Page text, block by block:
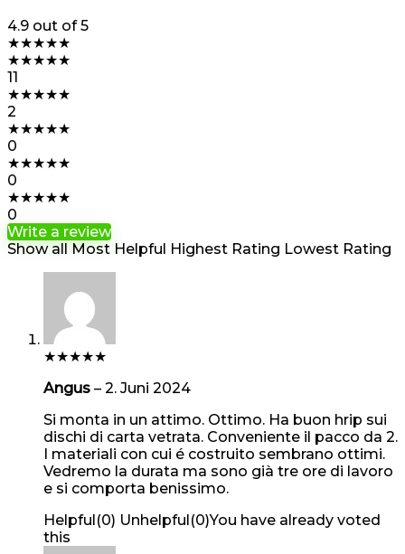
4.9 out of 5
★★★★★
★★★★★
11
★★★★★
2
★★★★★
0
★★★★★
0
★★★★★
0
Write a review
Show all Most Helpful Highest Rating Lowest Rating
★★★★★
Angus – 2. Juni 2024
Si monta in un attimo. Ottimo. Ha buon hrip sui
dischi di carta vetrata. Conveniente il pacco da 2.
I materiali con cui é costruito sembrano ottimi.
Vedremo la durata ma sono già tre ore di lavoro
e si comporta benissimo.
Helpful(0) Unhelpful(0)You have already voted
this